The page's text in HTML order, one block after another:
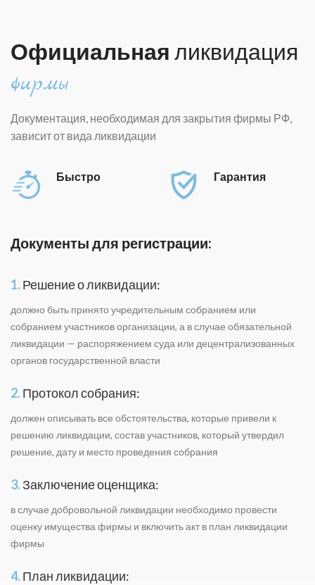
Официальная ликвидация
фирмы
Документация, необходимая для закрытия фирмы РФ,
зависит от вида ликвидации
Быстро Гарантия
Документы для регистрации:
1.Решение о ликвидации:
должно быть принято учредительным собранием или
собранием участников организации, а в случае обязательной
ликвидации — распоряжением суда или децентрализованных
органов государственной власти
2.Протокол собрания:
должен описывать все обстоятельства, которые привели к
решению ликвидации, состав участников, который утвердил
решение, дату и место проведения собрания
3.Заключение оценщика:
в случае добровольной ликвидации необходимо провести
оценку имущества фирмы и включить акт в план ликвидации
фирмы
4.План ликвидации: